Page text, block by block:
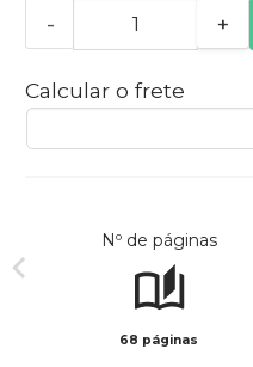
- +
Calcular o frete
Nº de páginas
68 páginas